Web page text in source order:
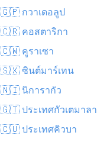
🇬🇵 กวาเดอลูป
🇨🇷 คอสตาริกา
🇨🇼 คูราเซา
🇸🇽 ซินต์มาร์เทน
🇳🇮 นิการากัว
🇬🇹 ประเทศกัวเตมาลา
🇨🇺 ประเทศคิวบา